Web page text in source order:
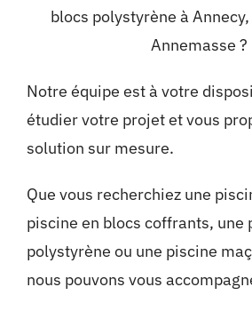
blocs polystyrène à
Annemasse ?
Notre équipe est à votre
étudier votre projet et vous
solution sur mesure.
Que vous recherchiez une
piscine en blocs coffrants, une
polystyrène ou une piscine
nous pouvons vous